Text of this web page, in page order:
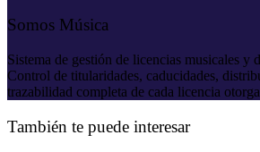
Somos Música
Sistema de gestión de licencias musicales y
Control de titularidades, caducidades,
trazabilidad completa de cada licencia
También te puede interesar